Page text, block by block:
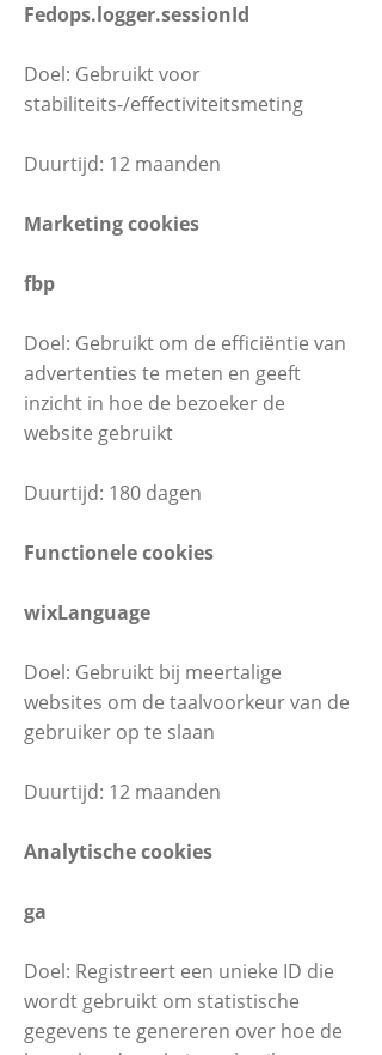
Fedops.logger.sessionId
Doel: Gebruikt voor
stabiliteits-/effectiviteitsmeting
Duurtijd: 12 maanden
Marketing cookies
fbp
Doel: Gebruikt om de efficiëntie van
advertenties te meten en geeft
inzicht in hoe de bezoeker de
website gebruikt
Duurtijd: 180 dagen
Functionele cookies
wixLanguage
Doel: Gebruikt bij meertalige
websites om de taalvoorkeur van de
gebruiker op te slaan
Duurtijd: 12 maanden
Analytische cookies
ga
Doel: Registreert een unieke ID die
wordt gebruikt om statistische
gegevens te genereren over hoe de